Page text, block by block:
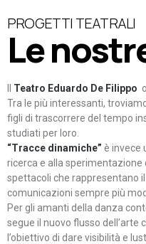
PROGETTI TEATRALI
Le
Teatro Eduardo De Filippo
Tra le più interessanti,
figli di trascorrere del tempo
studiati per loro.
“Tracce dinamiche” è invece
ricerca e alla
spettacoli che rappresentano
comunicazioni sempre più
Per gli amanti della danza
segue il nuovo flusso
l’obiettivo di dare visibilità e